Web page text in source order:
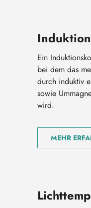
Ein
bei dem das
durch induktiv
sowie
wird.
MEHR